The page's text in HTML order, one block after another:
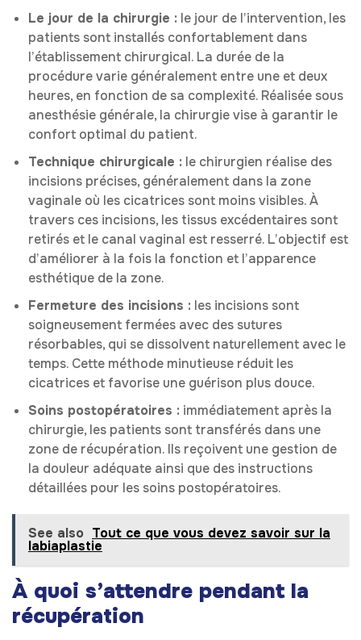
Le jour de la chirurgie : le jour de l’intervention, les
patients sont installés confortablement dans
l’établissement chirurgical. La durée de la
procédure varie généralement entre une et deux
heures, en fonction de sa complexité. Réalisée sous
anesthésie générale, la chirurgie vise à garantir le
confort optimal du patient.
Technique chirurgicale : le chirurgien réalise des
incisions précises, généralement dans la zone
vaginale où les cicatrices sont moins visibles. À
travers ces incisions, les tissus excédentaires sont
retirés et le canal vaginal est resserré. L’objectif est
d’améliorer à la fois la fonction et l’apparence
esthétique de la zone.
Fermeture des incisions : les incisions sont
soigneusement fermées avec des sutures
résorbables, qui se dissolvent naturellement avec le
temps. Cette méthode minutieuse réduit les
cicatrices et favorise une guérison plus douce.
Soins postopératoires : immédiatement après la
chirurgie, les patients sont transférés dans une
zone de récupération. Ils reçoivent une gestion de
la douleur adéquate ainsi que des instructions
détaillées pour les soins postopératoires.
See also Tout ce que vous devez savoir sur la
labiaplastie
À quoi s’attendre pendant la
récupération